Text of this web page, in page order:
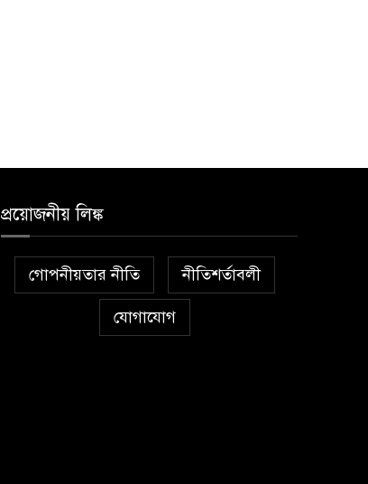
প্রয়োজনীয় লিঙ্ক
গোপনীয়তার নীতি নীতিশর্তাবলী
যোগাযোগ